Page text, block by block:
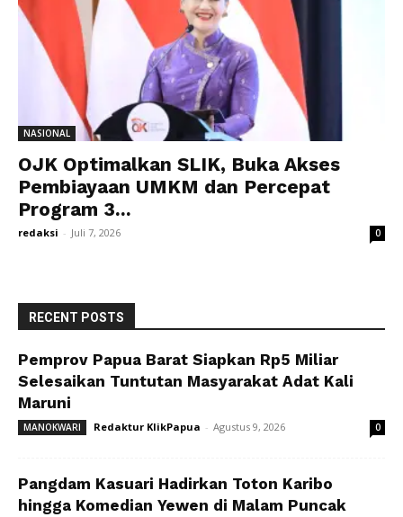
NASIONAL
OJK Optimalkan SLIK, Buka Akses
Pembiayaan UMKM dan Percepat
Program 3...
redaksi - Juli 7, 2026 0
RECENT POSTS
Pemprov Papua Barat Siapkan Rp5 Miliar
Selesaikan Tuntutan Masyarakat Adat Kali
Maruni
MANOKWARI Redaktur KlikPapua - Agustus 9, 2026 0
Pangdam Kasuari Hadirkan Toton Karibo
hingga Komedian Yewen di Malam Puncak